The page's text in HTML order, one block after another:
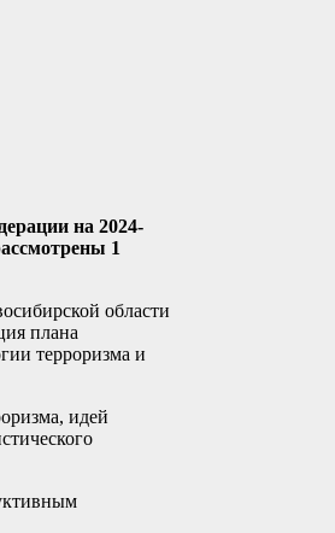
на 2024-
1
области
плана
терроризма и
идей